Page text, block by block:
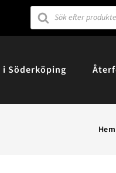
Products
search
Söderköping
Hem